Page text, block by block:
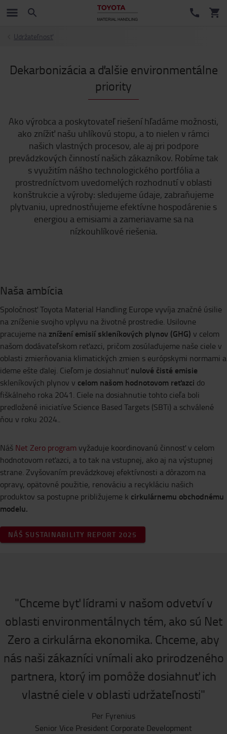
Udržateľnosť
Dekarbonizácia a ďalšie environmentálne
priority
Ako výrobca a poskytovateľ riešení hľadáme možnosti,
ako znížiť našu uhlíkovú stopu, a to nielen v rámci
našich vlastných procesov, ale aj pri podpore
prevádzkových činností našich zákazníkov. Robíme tak
s využitím nášho technologického portfólia a
prostredníctvom uvedomelých rozhodnutí v oblasti
konštrukcie a výroby: sledujeme údaje, zabraňujeme
plytvaniu, uprednostňujeme efektívne hospodárenie s
energiou a emisiami a zameriavame sa na
nízkouhlíkové riešenia.
Naša ambícia
Spoločnosť Toyota Material Handling Europe vyvíja značné úsilie
na zníženie svojho vplyvu na životné prostredie. Usilovne
pracujeme na znížení emisií skleníkových plynov (GHG) v celom
našom dodávateľskom reťazci, pričom zosúlaďujeme naše ciele v
oblasti zmierňovania klimatických zmien s európskymi normami a
ideme ešte ďalej. Cieľom je dosiahnuť nulové čisté emisie
skleníkových plynov v celom našom hodnotovom reťazci do
fiškálneho roka 2041. Ciele na dosiahnutie tohto cieľa boli
predložené iniciatíve Science Based Targets (SBTi) a schválené
ňou v roku 2024..
Náš Net Zero program vyžaduje koordinovanú činnosť v celom
hodnotovom reťazci, a to tak na vstupnej, ako aj na výstupnej
strane. Zvyšovaním prevádzkovej efektívnosti a dôrazom na
opravy, opätovné použitie, renováciu a recykláciu našich
produktov sa postupne približujeme k cirkulárnemu obchodnému
modelu.
NÁŠ SUSTAINABILITY REPORT 2025
"Chceme byť lídrami v našom odvetví v
oblasti environmentálnych tém, ako sú Net
Zero a cirkulárna ekonomika. Chceme, aby
nás naši zákazníci vnímali ako prirodzeného
partnera, ktorý im pomôže dosiahnuť ich
vlastné ciele v oblasti udržateľnosti"
Per Fyrenius
Senior Vice President Corporate Development